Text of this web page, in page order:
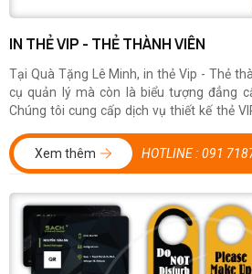
IN THẺ VIP - THẺ THÀNH VIÊN
Tại Quà Tặng Lê Minh, in thẻ Vip - Thẻ
cụ quản lý mà còn là biểu tượng đẳng
Chúng tôi cung cấp dịch vụ thiết kế thẻ
có...
Xem thêm HOTLINE : 091